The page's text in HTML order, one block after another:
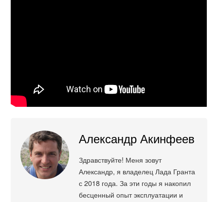
Александр Акинфеев
Здравствуйте! Меня зовут
Александр, я владелец Лада Гранта
с 2018 года. За эти годы я накопил
бесценный опыт эксплуатации и